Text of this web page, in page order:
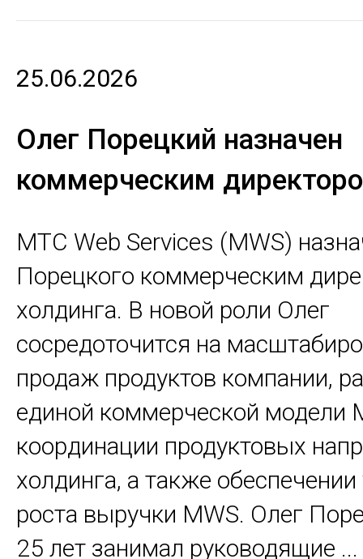
25.06.2026
Олег Порецкий назначен
коммерческим
МТС Web Services (MWS)
Порецкого коммерческим
холдинга. В новой роли Олег
сосредоточится на
продаж продуктов компании,
единой коммерческой модели
координации продуктовых
холдинга, а также обеспечении
роста выручки MWS. Олег
25 лет занимал руководящие ...